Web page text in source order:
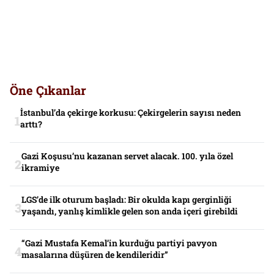
Öne Çıkanlar
İstanbul’da çekirge korkusu: Çekirgelerin sayısı neden
arttı?
Gazi Koşusu’nu kazanan servet alacak. 100. yıla özel
ikramiye
LGS’de ilk oturum başladı: Bir okulda kapı gerginliği
yaşandı, yanlış kimlikle gelen son anda içeri girebildi
“Gazi Mustafa Kemal’in kurduğu partiyi pavyon
masalarına düşüren de kendileridir”